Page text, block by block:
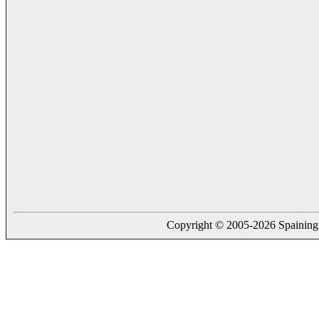
Copyright © 2005-2026